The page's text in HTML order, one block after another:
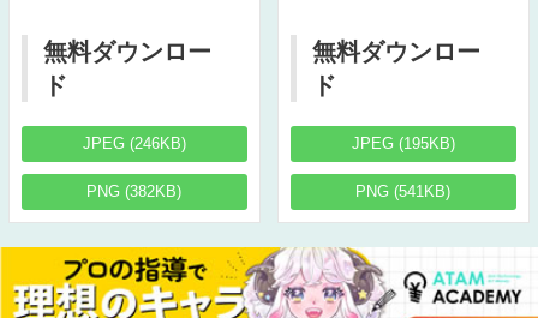
無料ダウンロー
ド
JPEG (246KB)
PNG (382KB)
無料ダウンロー
ド
JPEG (195KB)
PNG (541KB)